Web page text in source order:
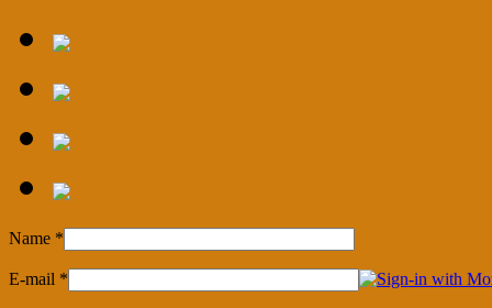
Name *
E-mail *